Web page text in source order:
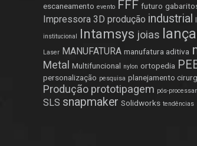
escaneamento evento FFF futuro
Impressora 3D produção industrial
institucional Intamsys joias
Laser MANUFATURA manufatura aditiva
Metal Multifuncional nylon ortopedia
personalização pesquisa planejamento
Produção prototipagem pós-
SLS snapmaker Solidworks tendências